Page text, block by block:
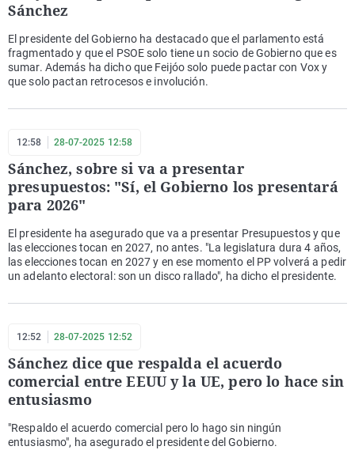
Sánchez
El presidente del Gobierno ha destacado que el parlamento está
fragmentado y que el PSOE solo tiene un socio de Gobierno que es
sumar. Además ha dicho que Feijóo solo puede pactar con Vox y
que solo pactan retrocesos e involución.
12:58 28-07-2025 12:58
Sánchez, sobre si va a presentar
presupuestos: "Sí, el Gobierno los presentará
para 2026"
El presidente ha asegurado que va a presentar Presupuestos y que
las elecciones tocan en 2027, no antes. "La legislatura dura 4 años,
las elecciones tocan en 2027 y en ese momento el PP volverá a pedir
un adelanto electoral: son un disco rallado", ha dicho el presidente.
12:52 28-07-2025 12:52
Sánchez dice que respalda el acuerdo
comercial entre EEUU y la UE, pero lo hace sin
entusiasmo
"Respaldo el acuerdo comercial pero lo hago sin ningún
entusiasmo", ha asegurado el presidente del Gobierno.